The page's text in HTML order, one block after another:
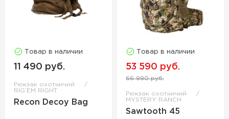
Товар в наличии
11 490 руб.
Рюкзак охотничий
RIG’EM RIGHT
Recon Decoy Bag
Товар в наличии
53 590 руб.
66 990 руб.
Рюкзак охотничий
MYSTERY RANCH
Sawtooth 45